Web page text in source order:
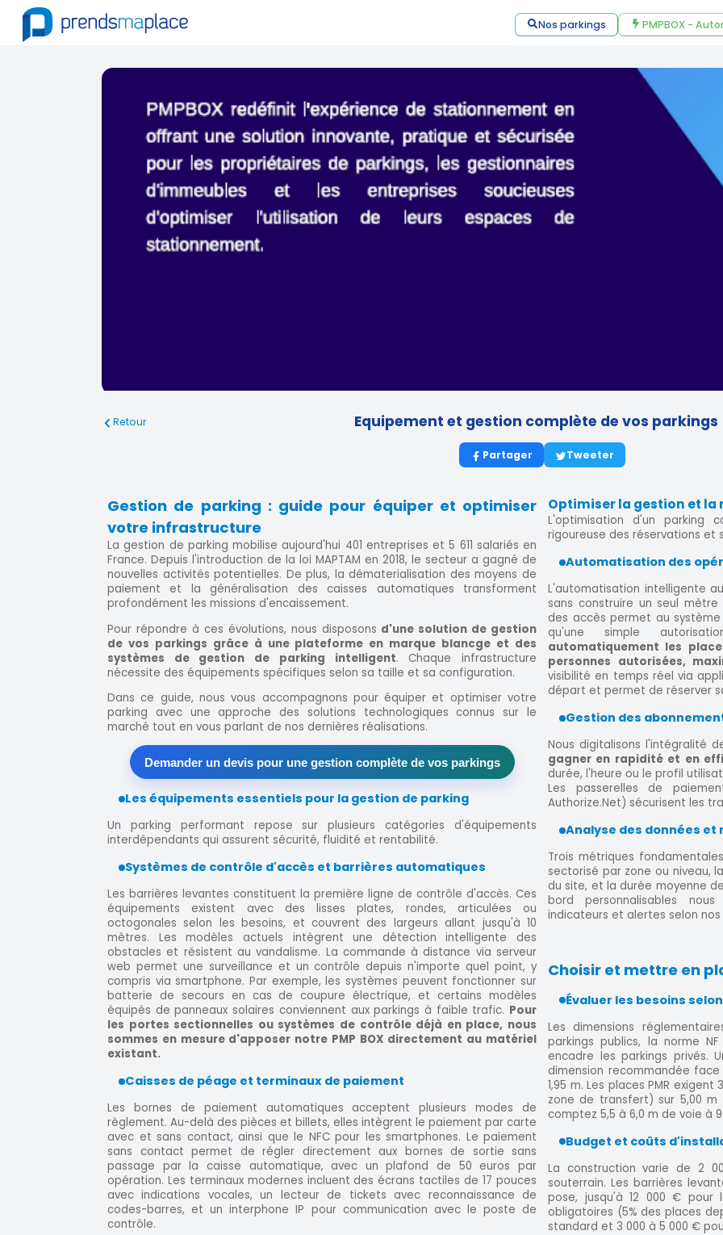
Nos parkings PMPBOX -
Retour Equipement et gestion complète de vos parkings
Partager Tweeter
Gestion de parking : guide pour équiper et optimiser
votre infrastructure
La gestion de parking mobilise aujourd'hui 401 entreprises et 5 611 salariés en
France. Depuis l'introduction de la loi MAPTAM en 2018, le secteur a gagné de
nouvelles activités potentielles. De plus, la dématerialisation des moyens de
paiement et la généralisation des caisses automatiques transforment
profondément les missions d'encaissement.
Pour répondre à ces évolutions, nous disposons d'une solution de gestion
de vos parkings grâce à une plateforme en marque blancge et des
systèmes de gestion de parking intelligent. Chaque infrastructure
nécessite des équipements spécifiques selon sa taille et sa configuration.
Dans ce guide, nous vous accompagnons pour équiper et optimiser votre
parking avec une approche des solutions technologiques connus sur le
marché tout en vous parlant de nos dernières réalisations.
Demander un devis pour une gestion complète de vos parkings
Les équipements essentiels pour la gestion de parking
Un parking performant repose sur plusieurs catégories d'équipements
interdépendants qui assurent sécurité, fluidité et rentabilité.
Systèmes de contrôle d'accès et barrières automatiques
Les barrières levantes constituent la première ligne de contrôle d'accès. Ces
équipements existent avec des lisses plates, rondes, articulées ou
octogonales selon les besoins, et couvrent des largeurs allant jusqu'à 10
mètres. Les modèles actuels intègrent une détection intelligente des
obstacles et résistent au vandalisme. La commande à distance via serveur
web permet une surveillance et un contrôle depuis n'importe quel point, y
compris via smartphone. Par exemple, les systèmes peuvent fonctionner sur
batterie de secours en cas de coupure électrique, et certains modèles
équipés de panneaux solaires conviennent aux parkings à faible trafic. Pour
les portes sectionnelles ou systèmes de contrôle déjà en place, nous
sommes en mesure d'apposer notre PMP BOX directement au matériel
existant.
Caisses de péage et terminaux de paiement
Les bornes de paiement automatiques acceptent plusieurs modes de
règlement. Au-delà des pièces et billets, elles intègrent le paiement par carte
avec et sans contact, ainsi que le NFC pour les smartphones. Le paiement
sans contact permet de régler directement aux bornes de sortie sans
passage par la caisse automatique, avec un plafond de 50 euros par
opération. Les terminaux modernes incluent des écrans tactiles de 17 pouces
avec indications vocales, un lecteur de tickets avec reconnaissance de
codes-barres, et un interphone IP pour communication avec le poste de
contrôle.
Optimiser la gestion et
L'optimisation d'un parking
rigoureuse des réservations et
Automatisation des
L'automatisation intelligente
sans construire un seul
des accès permet au
qu'une simple
automatiquement les
personnes autorisées,
visibilité en temps réel via
départ et permet de réserver
Gestion des
Nous digitalisons l'intégralité
gagner en rapidité et en
durée, l'heure ou le profil
Les passerelles de
Authorize.Net) sécurisent les
Analyse des données
Trois métriques
sectorisé par zone ou niveau,
du site, et la durée moyenne
bord personnalisables
indicateurs et alertes selon
Choisir et mettre en
Évaluer les besoins
Les dimensions
parkings publics, la norme NF
encadre les parkings privés.
dimension recommandée
1,95 m. Les places PMR
zone de transfert) sur 5,00 m
comptez 5,5 à 6,0 m de voie à
Budget et coûts
La construction varie de 2
souterrain. Les barrières
pose, jusqu'à 12 000 € pour
obligatoires (5% des places
standard et 3 000 à 5 000 €